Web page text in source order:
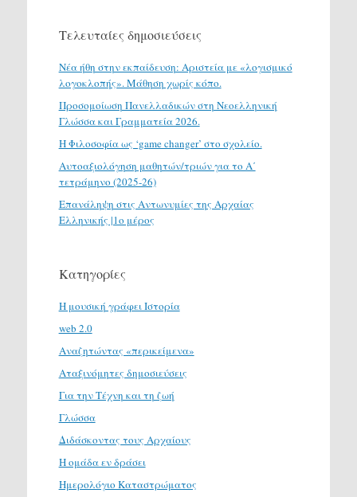
Τελευταίες δημοσιεύσεις
Νέα ήθη στην εκπαίδευση: Αριστεία με «λογισμικό
λογοκλοπής». Μάθηση χωρίς κόπο.
Προσομοίωση Πανελλαδικών στη Νεοελληνική
Γλώσσα και Γραμματεία 2026.
H Φιλοσοφία ως ‘game changer’ στο σχολείο.
Αυτοαξιολόγηση μαθητών/τριών για το Α΄
τετράμηνο (2025-26)
Επανάληψη στις Αντωνυμίες της Αρχαίας
Ελληνικής |1ο μέρος
Κατηγορίες
H μουσική γράφει Ιστορία
web 2.0
Αναζητώντας «περικείμενα»
Αταξινόμητες δημοσιεύσεις
Για την Τέχνη και τη ζωή
Γλώσσα
Διδάσκοντας τους Αρχαίους
Η ομάδα εν δράσει
Ημερολόγιο Καταστρώματος